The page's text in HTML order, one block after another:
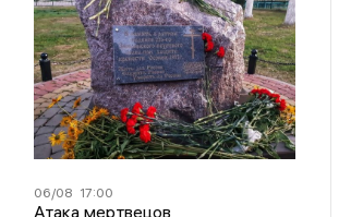
06/08 17:00
Атака мертвецов